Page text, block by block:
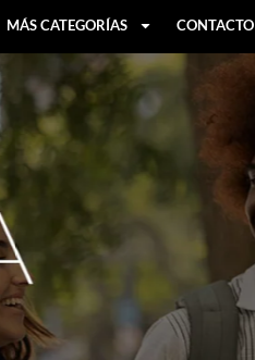
MÁS CATEGORÍAS CONTACTO